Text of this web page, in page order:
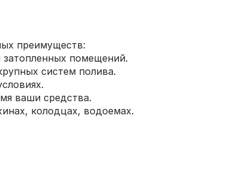
преимуществ:
затопленных помещений.
систем полива.
ваши средства.
колодцах, водоемах.